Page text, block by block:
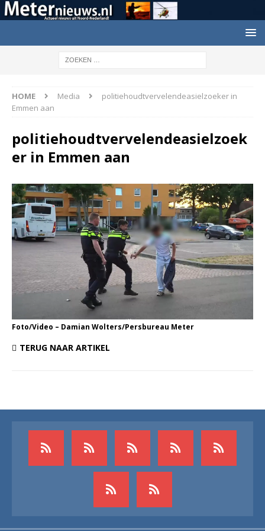
HOME Media
politiehoudtvervelendeasielzoeker in
Emmen aan
politiehoudtvervelendeasielzoek
er in Emmen aan
Foto/Video – Damian Wolters/Persbureau Meter
TERUG NAAR ARTIKEL